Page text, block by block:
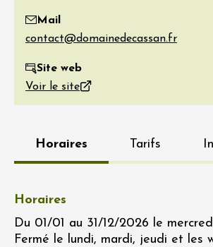
Mail
Site web
Voir le site
Horaires Tarifs
Horaires
Du 01/01 au 31/12/2026 le
Fermé le lundi, mardi, jeudi et les